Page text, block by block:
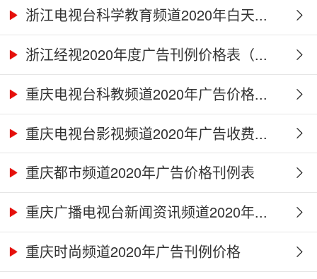
浙江电视台科学教育频道2020年白天...
浙江经视2020年度广告刊例价格表（...
重庆电视台科教频道2020年广告价格...
重庆电视台影视频道2020年广告收费...
重庆都市频道2020年广告价格刊例表
重庆广播电视台新闻资讯频道2020年...
重庆时尚频道2020年广告刊例价格